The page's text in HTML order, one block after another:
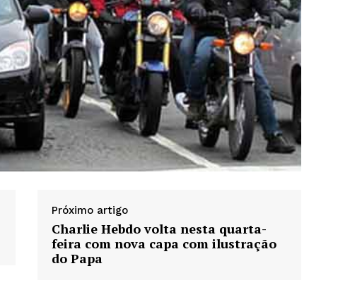
Próximo artigo
Charlie Hebdo volta nesta quarta-
feira com nova capa com ilustração
do Papa